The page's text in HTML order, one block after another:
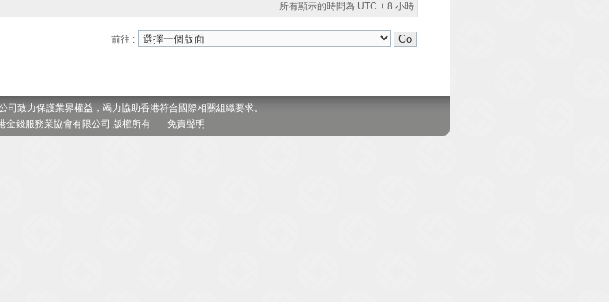
所有顯示的時間為 UTC + 8 小時
前往 :
司致力保護業界權益，竭力協助香港符合國際相關組織要求。
金錢服務業協會有限公司 版權所有 免責聲明